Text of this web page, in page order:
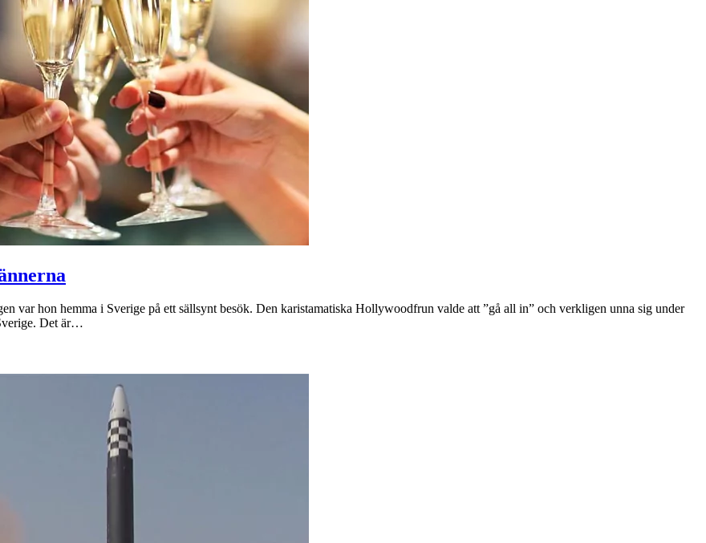
var hon hemma i Sverige på ett sällsynt besök. Den karistamatiska Hollywoodfrun valde att ”gå all in” och verkligen unna sig under
Det är…